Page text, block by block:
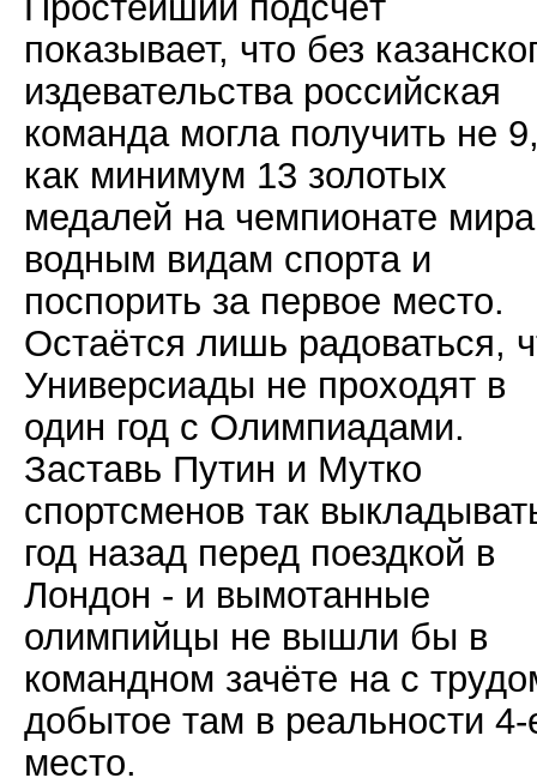
показывает, что без
издевательства российская
команда могла получить не
как минимум 13 золотых
медалей на чемпионате
водным видам спорта и
поспорить за первое место.
Остаётся лишь радоваться,
Универсиады не проходят в
один год с Олимпиадами.
Заставь Путин и Мутко
спортсменов так
год назад перед поездкой в
Лондон - и вымотанные
олимпийцы не вышли бы в
командном зачёте на с
добытое там в реальности 4-
место.